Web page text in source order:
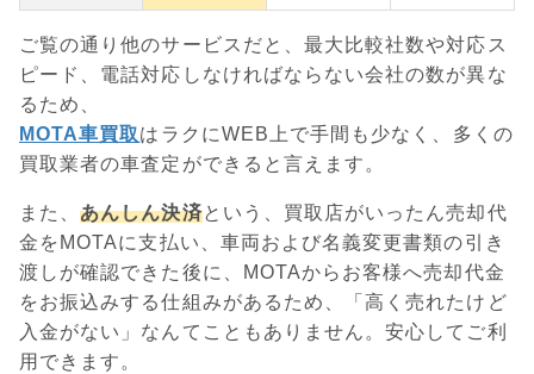
ご覧の通り他のサービスだと、最大比較社数や対応ス
ピード、電話対応しなければならない会社の数が異な
るため、
MOTA車買取はラクにWEB上で手間も少なく、多くの
買取業者の車査定ができると言えます。
また、あんしん決済という、買取店がいったん売却代
金をMOTAに支払い、車両および名義変更書類の引き
渡しが確認できた後に、MOTAからお客様へ売却代金
をお振込みする仕組みがあるため、「高く売れたけど
入金がない」なんてこともありません。安心してご利
用できます。